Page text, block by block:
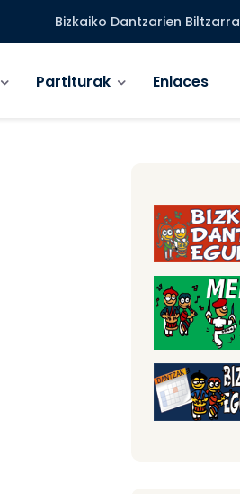
Bizkaiko Dantzarien Biltzarra
Partiturak Enlaces